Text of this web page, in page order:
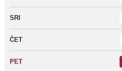
SRI
ČET
PET